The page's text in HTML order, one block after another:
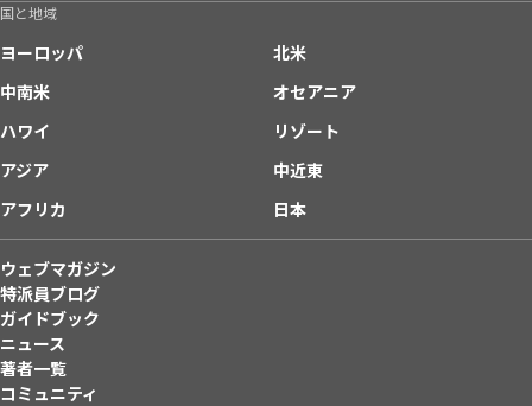
国と地域
ヨーロッパ
北米
中南米
オセアニア
ハワイ
リゾート
アジア
中近東
アフリカ
日本
ウェブマガジン
特派員ブログ
ガイドブック
ニュース
著者一覧
コミュニティ